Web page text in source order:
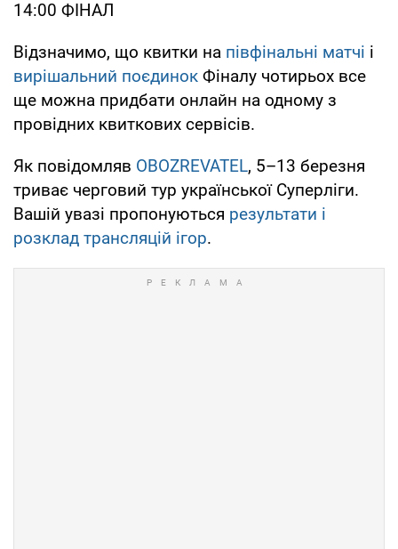
14:00 ФІНАЛ
Відзначимо, що квитки на півфінальні матчі і
вирішальний поєдинок Фіналу чотирьох все
ще можна придбати онлайн на одному з
провідних квиткових сервісів.
Як повідомляв OBOZREVATEL, 5–13 березня
триває черговий тур української Суперліги.
Вашій увазі пропонуються результати і
розклад трансляцій ігор.